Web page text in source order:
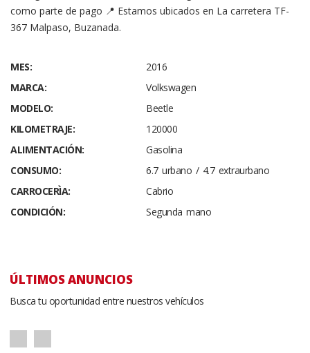
como parte de pago 📍 Estamos ubicados en La carretera TF-
367 Malpaso, Buzanada.
MES:
2016
MARCA:
Volkswagen
MODELO:
Beetle
KILOMETRAJE:
120000
ALIMENTACIÓN:
Gasolina
CONSUMO:
6.7 urbano / 4.7 extraurbano
CARROCERÌA:
Cabrio
CONDICIÓN:
Segunda mano
ÚLTIMOS ANUNCIOS
Busca tu oportunidad entre nuestros vehículos